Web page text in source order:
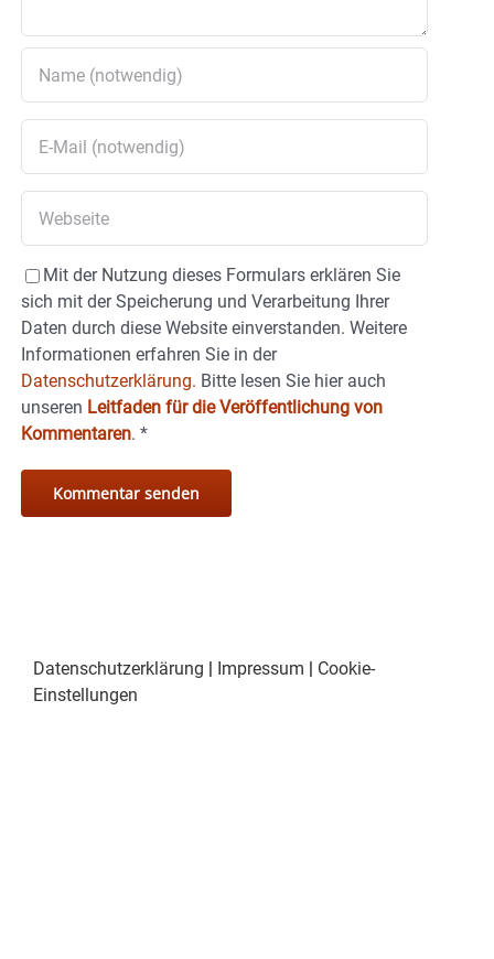
Mit der Nutzung dieses Formulars erklären Sie
sich mit der Speicherung und Verarbeitung Ihrer
Daten durch diese Website einverstanden. Weitere
Informationen erfahren Sie in der
Datenschutzerklärung. Bitte lesen Sie hier auch
unseren Leitfaden für die Veröffentlichung von
Kommentaren. *
Datenschutzerklärung Impressum
Cookie-
Einstellungen